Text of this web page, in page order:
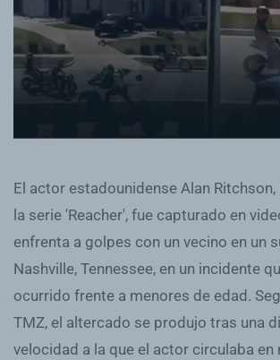
El actor estadounidense Alan
la serie 'Reacher', fue capturado en
enfrenta a golpes con un vecino en un
Nashville, Tennessee, en un incidente
ocurrido frente a menores de edad.
TMZ, el altercado se produjo tras una
velocidad a la que el actor circulaba